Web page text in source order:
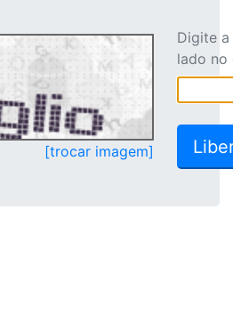
[trocar imagem]
Digite
lado no